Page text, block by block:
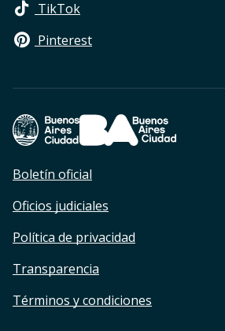
TikTok
Pinterest
Footer Legales
Boletín oficial
Oficios judiciales
Política de privacidad
Transparencia
Términos y condiciones